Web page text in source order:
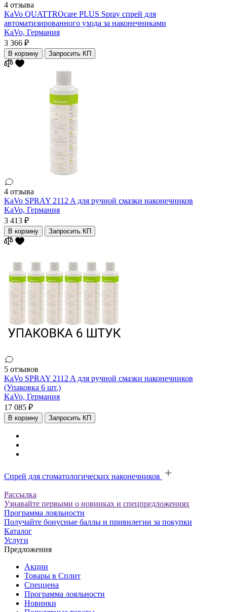
4 отзыва
KaVo QUATTROcare PLUS Spray спрей для
автоматизированного ухода за наконечниками
KaVo, Германия
3 366 ₽
В корзину Запросить КП
4 отзыва
KaVo SPRAY 2112 A для ручной смазки наконечников
KaVo, Германия
3 413 ₽
В корзину Запросить КП
5 отзывов
KaVo SPRAY 2112 A для ручной смазки наконечников
(Упаковка 6 шт.)
KaVo, Германия
17 085 ₽
В корзину Запросить КП
Спрей для стоматологических наконечников
Рассылка
Узнавайте первыми о новинках и спецпредложениях
Программа лояльности
Получайте бонусные баллы и привилегии за покупки
Каталог
Услуги
Предложения
Акции
Товары в Сплит
Спеццена
Программа лояльности
Новинки